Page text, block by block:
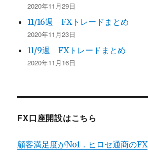
2020年11月29日
11/16週 FXトレードまとめ
2020年11月23日
11/9週 FXトレードまとめ
2020年11月16日
FX口座開設はこちら
顧客満足度がNo1．ヒロセ通商のFX